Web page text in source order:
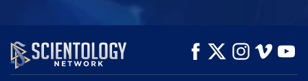
VE
EXPLORA LAS
SERIES